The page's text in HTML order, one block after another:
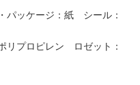
ジ：紙 シール：
レン ロゼット：